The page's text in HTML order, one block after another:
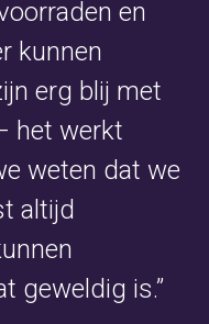
en
kunnen
erg blij met
het werkt
weten dat we
altijd
geweldig is.”